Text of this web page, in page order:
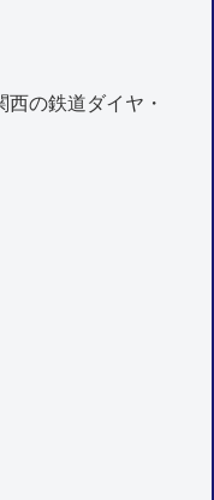
の鉄道ダイヤ・